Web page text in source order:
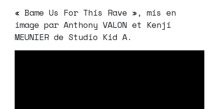
« Bame Us For This Rave », mis en
image par Anthony VALON et Kenji
MEUNIER de Studio Kid A.